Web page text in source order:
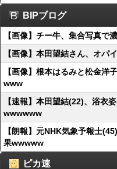
BIPブログ
【画像】チー牛、集合写真で
【画像】本田望結さん、オパ
【画像】根本はるみと松金洋
www
【速報】本田望結(22)、浴衣
wwwwww
【朗報】元NHK気象予報士
果wwwww
ピカ速